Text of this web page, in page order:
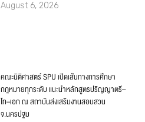
August 6, 2026
คณะนิติศาสตร์ SPU เปิดเส้นทางการศึกษา
กฎหมายทุกระดับ แนะนำหลักสูตรปริญญาตรี–
โท–เอก ณ สถาบันส่งเสริมงานสอบสวน
จ.นครปฐม